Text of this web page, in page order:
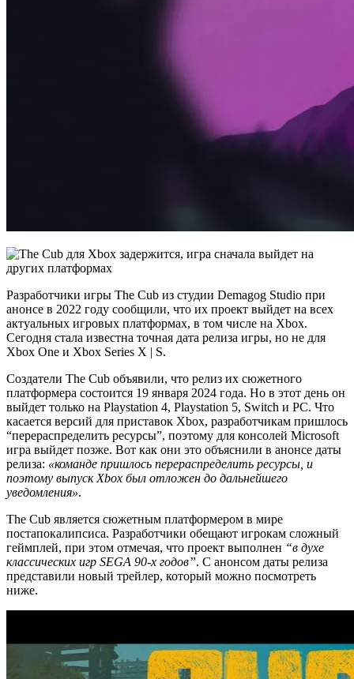
Разработчики игры The Cub из студии Demagog Studio при
анонсе в 2022 году сообщили, что их проект выйдет на всех
актуальных игровых платформах, в том числе на Xbox.
Сегодня стала известна точная дата релиза игры, но не для
Xbox One и Xbox Series X | S.
Создатели The Cub объявили, что релиз их сюжетного
платформера состоится 19 января 2024 года. Но в этот день он
выйдет только на Playstation 4, Playstation 5, Switch и PC. Что
касается версий для приставок Xbox, разработчикам пришлось
“перераспределить ресурсы”, поэтому для консолей Microsoft
игра выйдет позже. Вот как они это объяснили в анонсе даты
релиза: «команде пришлось перераспределить ресурсы, и
поэтому выпуск Xbox был отложен до дальнейшего
уведомления».
The Cub является сюжетным платформером в мире
постапокалипсиса. Разработчики обещают игрокам сложный
геймплей, при этом отмечая, что проект выполнен “в духе
классических игр SEGA 90-х годов”. С анонсом даты релиза
представили новый трейлер, который можно посмотреть
ниже.